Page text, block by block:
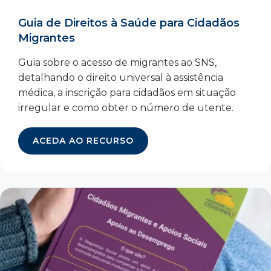
Guia de Direitos à Saúde para Cidadãos
Migrantes
Guia sobre o acesso de migrantes ao SNS,
detalhando o direito universal à assistência
médica, a inscrição para cidadãos em situação
irregular e como obter o número de utente.
ACEDA AO RECURSO